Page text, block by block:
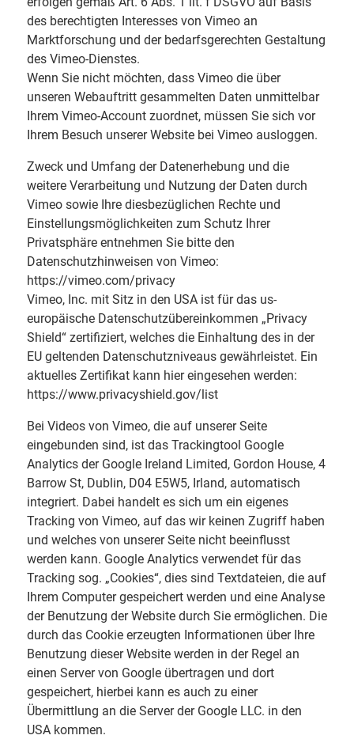
des berechtigten Interesses von Vimeo an
Marktforschung und der bedarfsgerechten Gestaltung
des Vimeo-Dienstes.
Wenn Sie nicht möchten, dass Vimeo die über
unseren Webauftritt gesammelten Daten unmittelbar
Ihrem Vimeo-Account zuordnet, müssen Sie sich vor
Ihrem Besuch unserer Website bei Vimeo ausloggen.
Zweck und Umfang der Datenerhebung und die
weitere Verarbeitung und Nutzung der Daten durch
Vimeo sowie Ihre diesbezüglichen Rechte und
Einstellungsmöglichkeiten zum Schutz Ihrer
Privatsphäre entnehmen Sie bitte den
Datenschutzhinweisen von Vimeo:
https://vimeo.com/privacy
Vimeo, Inc. mit Sitz in den USA ist für das us-
europäische Datenschutzübereinkommen „Privacy
Shield“ zertifiziert, welches die Einhaltung des in der
EU geltenden Datenschutzniveaus gewährleistet. Ein
aktuelles Zertifikat kann hier eingesehen werden:
https://www.privacyshield.gov/list
Bei Videos von Vimeo, die auf unserer Seite
eingebunden sind, ist das Trackingtool Google
Analytics der Google Ireland Limited, Gordon House, 4
Barrow St, Dublin, D04 E5W5, Irland, automatisch
integriert. Dabei handelt es sich um ein eigenes
Tracking von Vimeo, auf das wir keinen Zugriff haben
und welches von unserer Seite nicht beeinflusst
werden kann. Google Analytics verwendet für das
Tracking sog. „Cookies“, dies sind Textdateien, die auf
Ihrem Computer gespeichert werden und eine Analyse
der Benutzung der Website durch Sie ermöglichen. Die
durch das Cookie erzeugten Informationen über Ihre
Benutzung dieser Website werden in der Regel an
einen Server von Google übertragen und dort
gespeichert, hierbei kann es auch zu einer
Übermittlung an die Server der Google LLC. in den
USA kommen.